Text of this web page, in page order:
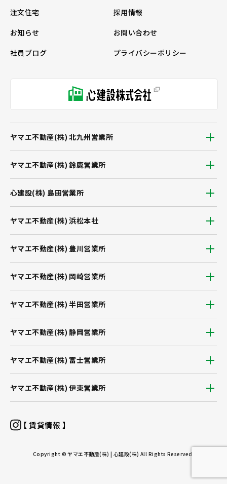
注文住宅
採用情報
お知らせ
お問い合わせ
社員ブログ
プライバシーポリシー
ヤマエ不動産(株) 浜松本社
ヤマエ不動産(株) 静岡営業所
ヤマエ不動産(株) 豊川営業所
ヤマエ不動産(株) 富士営業所
ヤマエ不動産(株) 岡崎営業所
ヤマエ不動産(株) 伊東営業所
ヤマエ不動産(株) 半田営業所
ヤマエ不動産(株) 北九州営業所
ヤマエ不動産(株) 鈴鹿営業所
心建設(株) 島田営業所
【 賃貸情報 】
Copyright © ヤマエ不動産(株) | 心建設(株) All Rights Reserved.